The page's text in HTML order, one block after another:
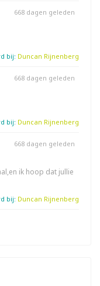
668 dagen geleden
bij: Duncan Rijnenberg
668 dagen geleden
bij: Duncan Rijnenberg
ik hoop dat jullie
668 dagen geleden
bij: Duncan Rijnenberg